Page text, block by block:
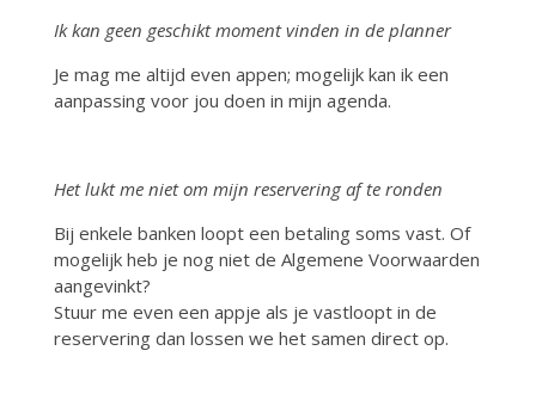
Ik kan geen geschikt moment vinden in de planner
Je mag me altijd even appen; mogelijk kan ik een
aanpassing voor jou doen in mijn agenda.
Het lukt me niet om mijn reservering af te ronden
Bij enkele banken loopt een betaling soms vast. Of
mogelijk heb je nog niet de Algemene Voorwaarden
aangevinkt?
Stuur me even een appje als je vastloopt in de
reservering dan lossen we het samen direct op.